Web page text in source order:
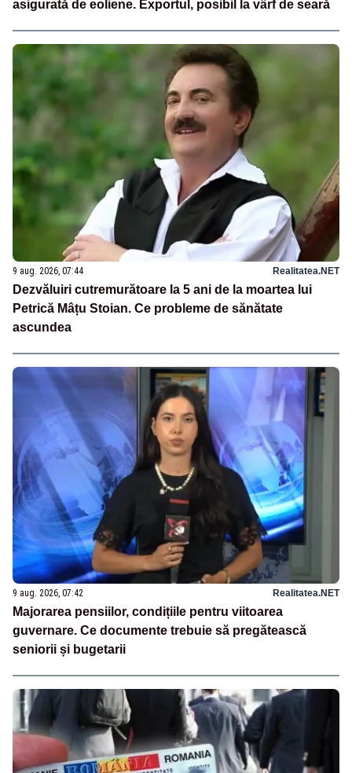
asigurată de eoliene. Exportul, posibil la vârf de seară
9 aug. 2026, 07:44 Realitatea.NET
Dezvăluiri cutremurătoare la 5 ani de la moartea lui
Petrică Mâțu Stoian. Ce probleme de sănătate
ascundea
9 aug. 2026, 07:42 Realitatea.NET
Majorarea pensiilor, condițiile pentru viitoarea
guvernare. Ce documente trebuie să pregătească
seniorii și bugetarii